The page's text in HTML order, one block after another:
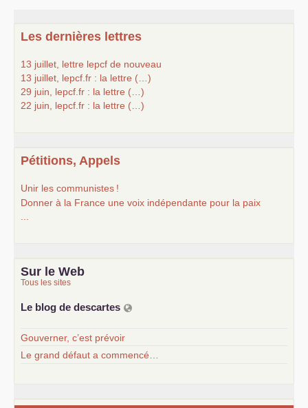
Les dernières lettres
13 juillet, lettre lepcf de nouveau
13 juillet, lepcf.fr : la lettre (…)
29 juin, lepcf.fr : la lettre (…)
22 juin, lepcf.fr : la lettre (…)
Pétitions, Appels
Unir les communistes !
Donner à la France une voix indépendante pour la paix
Sur le Web
Tous les sites
Le blog de descartes
Gouverner, c’est prévoir
Le grand défaut a commencé…